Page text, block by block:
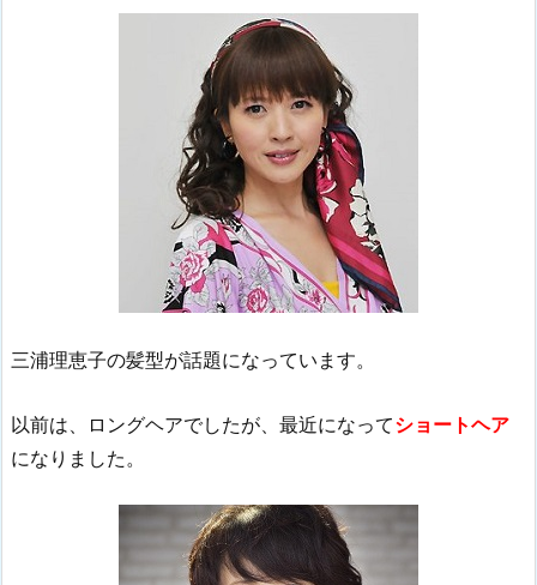
三浦理恵子の髪型が話題になっています。
以前は、ロングヘアでしたが、最近になってショートヘア
になりました。